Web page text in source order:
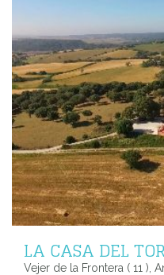
LA CASA DEL
Vejer de la Frontera ( 11 ),